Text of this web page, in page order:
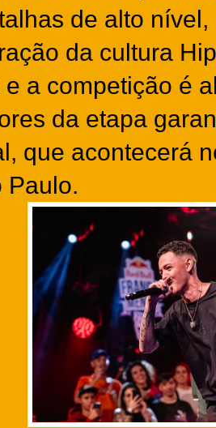
de alto
da cultura
e a competição é
da etapa
que acontecerá
Paulo.